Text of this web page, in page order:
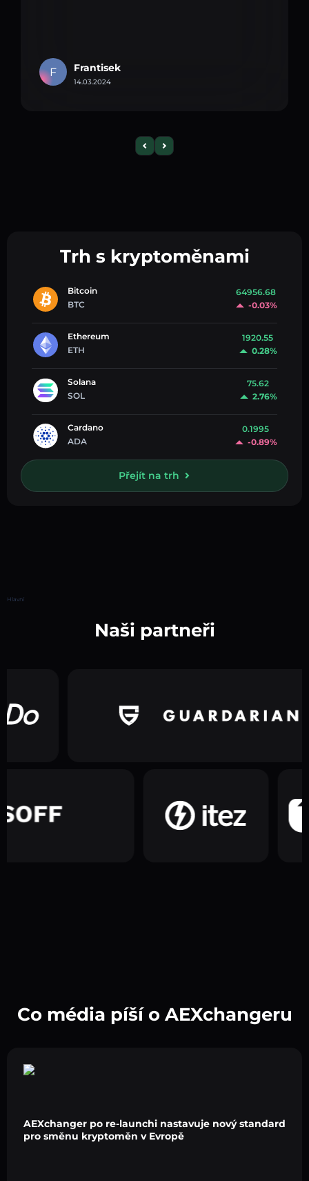
F Frantisek
14.03.2024
Trh s kryptoměnami
Bitcoin
BTC
64956.68
-0.03%
Ethereum
ETH
1920.55
0.28%
Solana
SOL
75.62
2.76%
Cardano
ADA
0.1995
-0.89%
Přejít na trh
Hlavní
Naši partneři
Co média píší o AEXchangeru
AEXchanger po re-launchi nastavuje nový standard
pro směnu kryptoměn v Evropě